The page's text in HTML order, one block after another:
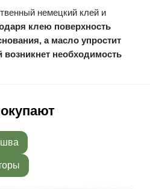
немецкий клей и
клею поверхность
а масло упростит
возникнет необходимость
шва